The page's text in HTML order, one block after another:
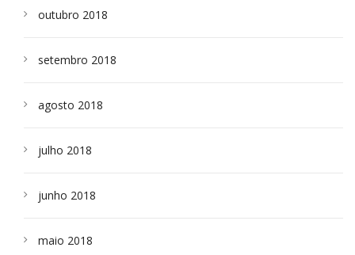
outubro 2018
setembro 2018
agosto 2018
julho 2018
junho 2018
maio 2018